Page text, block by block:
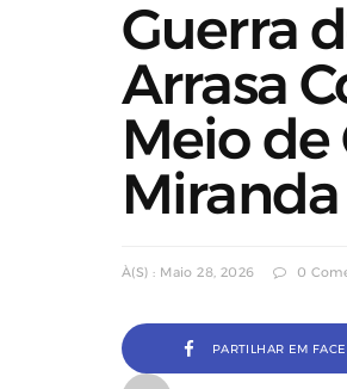
Guerra
Arrasa
Meio de
Miranda
À(s) : Maio 28, 2026 0
PARTILHAR EM